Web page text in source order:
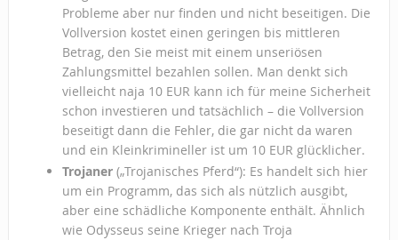
Probleme aber nur finden und nicht beseitigen. Die
Vollversion kostet einen geringen bis mittleren
Betrag, den Sie meist mit einem unseriösen
Zahlungsmittel bezahlen sollen. Man denkt sich
vielleicht naja 10 EUR kann ich für meine Sicherheit
schon investieren und tatsächlich – die Vollversion
beseitigt dann die Fehler, die gar nicht da waren
und ein Kleinkrimineller ist um 10 EUR glücklicher.
Trojaner(„Trojanisches Pferd“): Es handelt sich hier
um ein Programm, das sich als nützlich ausgibt,
aber eine schädliche Komponente enthält. Ähnlich
wie Odysseus seine Krieger nach Troja